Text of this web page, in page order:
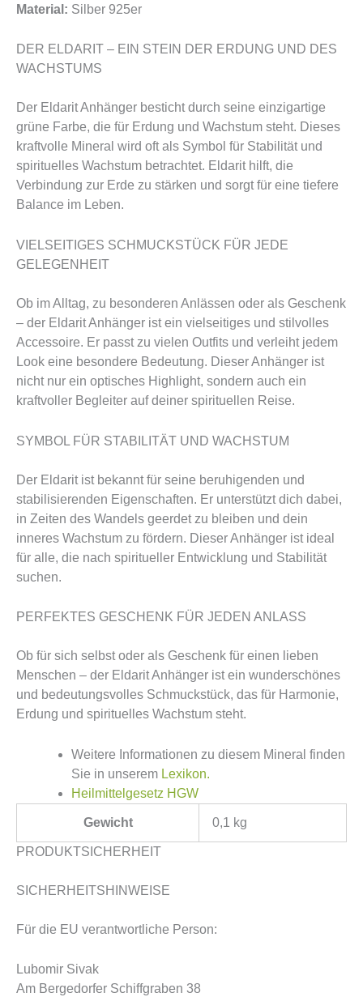
Material: Silber 925er
DER ELDARIT – EIN STEIN DER ERDUNG UND DES
WACHSTUMS
Der Eldarit Anhänger besticht durch seine einzigartige
grüne Farbe, die für Erdung und Wachstum steht. Dieses
kraftvolle Mineral wird oft als Symbol für Stabilität und
spirituelles Wachstum betrachtet. Eldarit hilft, die
Verbindung zur Erde zu stärken und sorgt für eine tiefere
Balance im Leben.
VIELSEITIGES SCHMUCKSTÜCK FÜR JEDE
GELEGENHEIT
Ob im Alltag, zu besonderen Anlässen oder als Geschenk
– der Eldarit Anhänger ist ein vielseitiges und stilvolles
Accessoire. Er passt zu vielen Outfits und verleiht jedem
Look eine besondere Bedeutung. Dieser Anhänger ist
nicht nur ein optisches Highlight, sondern auch ein
kraftvoller Begleiter auf deiner spirituellen Reise.
SYMBOL FÜR STABILITÄT UND WACHSTUM
Der Eldarit ist bekannt für seine beruhigenden und
stabilisierenden Eigenschaften. Er unterstützt dich dabei,
in Zeiten des Wandels geerdet zu bleiben und dein
inneres Wachstum zu fördern. Dieser Anhänger ist ideal
für alle, die nach spiritueller Entwicklung und Stabilität
suchen.
PERFEKTES GESCHENK FÜR JEDEN ANLASS
Ob für sich selbst oder als Geschenk für einen lieben
Menschen – der Eldarit Anhänger ist ein wunderschönes
und bedeutungsvolles Schmuckstück, das für Harmonie,
Erdung und spirituelles Wachstum steht.
Weitere Informationen zu diesem Mineral finden
Sie in unserem Lexikon.
Heilmittelgesetz HGW
Gewicht 0,1 kg
PRODUKTSICHERHEIT
SICHERHEITSHINWEISE
Für die EU verantwortliche Person:
Lubomir Sivak
Am Bergedorfer Schiffgraben 38